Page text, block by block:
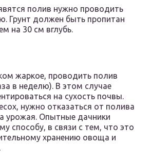
полив нужно проводить
Грунт должен быть пропитан
на 30 см вглубь.
жаркое, проводить полив
в неделю). В этом случае
на сухость почвы.
нужно отказаться от полива
урожая. Опытные дачники
способу, в связи с тем, что это
хранению овоща и